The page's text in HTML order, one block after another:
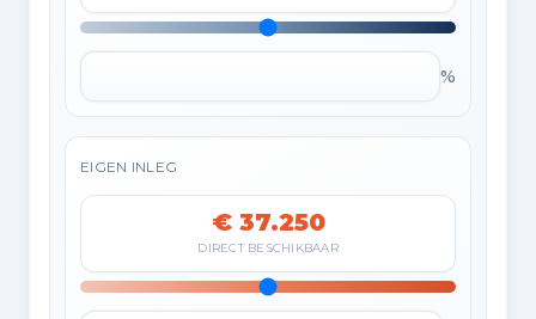
%
EIGEN INLEG
€ 37.250
DIRECT BESCHIKBAAR